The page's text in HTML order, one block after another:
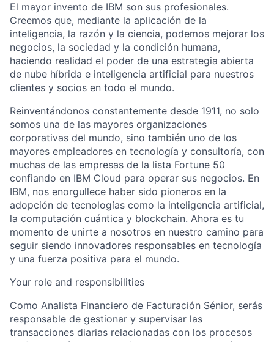
El mayor invento de IBM son sus profesionales.
Creemos que, mediante la aplicación de la
inteligencia, la razón y la ciencia, podemos mejorar los
negocios, la sociedad y la condición humana,
haciendo realidad el poder de una estrategia abierta
de nube híbrida e inteligencia artificial para nuestros
clientes y socios en todo el mundo.
Reinventándonos constantemente desde 1911, no solo
somos una de las mayores organizaciones
corporativas del mundo, sino también uno de los
mayores empleadores en tecnología y consultoría, con
muchas de las empresas de la lista Fortune 50
confiando en IBM Cloud para operar sus negocios. En
IBM, nos enorgullece haber sido pioneros en la
adopción de tecnologías como la inteligencia artificial,
la computación cuántica y blockchain. Ahora es tu
momento de unirte a nosotros en nuestro camino para
seguir siendo innovadores responsables en tecnología
y una fuerza positiva para el mundo.
Your role and responsibilities
Como Analista Financiero de Facturación Sénior, serás
responsable de gestionar y supervisar las
transacciones diarias relacionadas con los procesos